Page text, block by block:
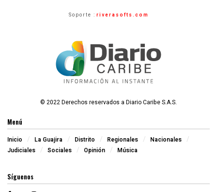
Soporte : riverasofts.com
© 2022 Derechos reservados a Diario Caribe S.A.S.
Menú
Inicio La Guajira Distrito Regionales
Nacionales
Judiciales
Sociales Opinión Música
Síguenos